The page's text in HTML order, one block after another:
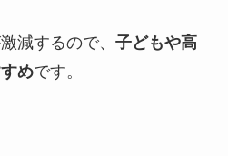
減するので、 子どもや高
めです。